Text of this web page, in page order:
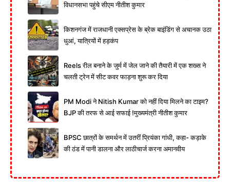
विधानसभा पहुंचे सीएम नीतीश कुमार
किशनगंज में राजधानी एक्सप्रेस के ब्रेक बाइंडिंग से अचानक उठा
धुआं, यात्रियों में हड़कंप
Reels रील बनाने के जुर्म में जेल जाने की तैयारी में एक शख्स ने
चलती ट्रेन में सीट कवर फाड़ना शुरू कर दिया
PM Modi ने Nitish Kumar को नहीं दिया मिलने का टाइम?
BJP की तरफ से आई सफाई !मुख्यमंत्री नीतीश कुमार
BPSC छात्रों के समर्थन में उतरीं प्रियंका गांधी, कहा- कड़ाके
की ठंड में पानी डालना और लाठीचार्ज करना अमानवीय